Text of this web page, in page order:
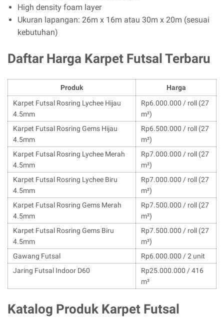
High density foam layer
Ukuran lapangan: 26m x 16m atau 30m x 20m (sesuai
kebutuhan)
Daftar Harga Karpet Futsal Terbaru
Produk
Harga
Karpet Futsal Rosring Lychee Hijau
4.5mm
Rp6.000.000 / roll (27
m²)
Karpet Futsal Rosring Gems Hijau
4.5mm
Rp6.500.000 / roll (27
m²)
Karpet Futsal Rosring Lychee Merah
4.5mm
Rp7.000.000 / roll (27
m²)
Karpet Futsal Rosring Lychee Biru
4.5mm
Rp7.000.000 / roll (27
m²)
Karpet Futsal Rosring Gems Merah
4.5mm
Rp7.500.000 / roll (27
m²)
Karpet Futsal Rosring Gems Biru
4.5mm
Rp7.500.000 / roll (27
m²)
Gawang Futsal
Rp6.000.000 / 2 unit
Jaring Futsal Indoor D60
Rp25.000.000 / 416
m²
Katalog Produk Karpet Futsal